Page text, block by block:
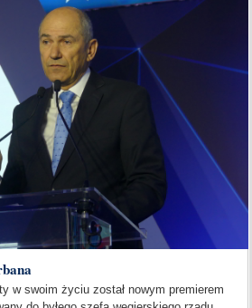
w swoim życiu został nowym premierem